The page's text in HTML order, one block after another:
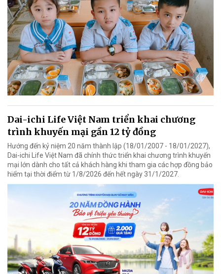
Dai-ichi Life Việt Nam triển khai chương
trình khuyến mại gần 12 tỷ đồng
Hướng đến kỷ niệm 20 năm thành lập (18/01/2007 - 18/01/2027),
Dai-ichi Life Việt Nam đã chính thức triển khai chương trình khuyến
mại lớn dành cho tất cả khách hàng khi tham gia các hợp đồng bảo
hiểm tại thời điểm từ 1/8/2026 đến hết ngày 31/1/2027.